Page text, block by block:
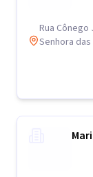
Rua Cônego
Senhora